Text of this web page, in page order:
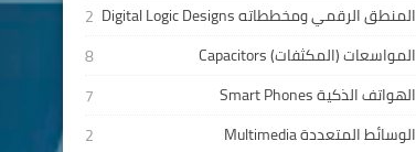
المنطق الرقمي ومخططاته Digital Logic Designs
2
المواسعات (المكثفات) Capacitors
8
الهواتف الذكية Smart Phones
7
الوسائط المتعددة Multimedia
2